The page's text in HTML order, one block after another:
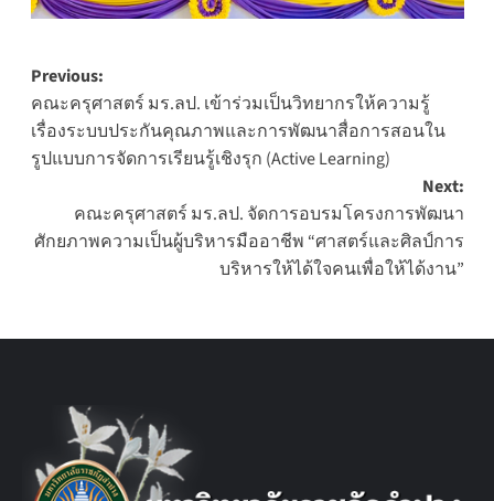
Post
navigation
Previous:
คณะครุศาสตร์ มร.ลป. เข้าร่วมเป็นวิทยากรให้ความรู้
เรื่องระบบประกันคุณภาพและการพัฒนาสื่อการสอนใน
รูปแบบการจัดการเรียนรู้เชิงรุก (Active Learning)
Next:
คณะครุศาสตร์ มร.ลป. จัดการอบรมโครงการพัฒนา
ศักยภาพความเป็นผู้บริหารมืออาชีพ “ศาสตร์และศิลป์การ
บริหารให้ได้ใจคนเพื่อให้ได้งาน”